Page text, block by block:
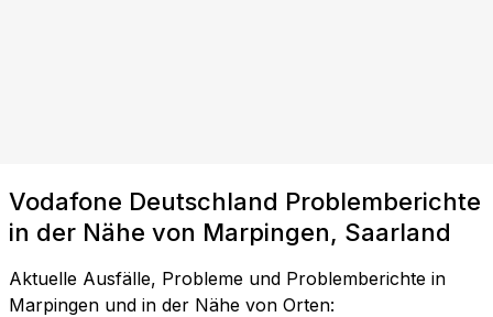
Vodafone Deutschland Problemberichte
in der Nähe von Marpingen, Saarland
Aktuelle Ausfälle, Probleme und Problemberichte in
Marpingen und in der Nähe von Orten: